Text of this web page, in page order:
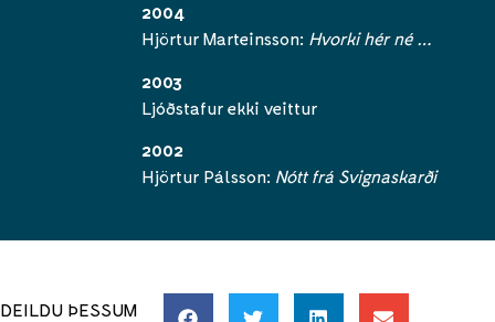
2004
Hjörtur Marteinsson: Hvorki hér né …
2003
Ljóðstafur ekki veittur
2002
Hjörtur Pálsson: Nótt frá Svignaskarði
DEILDU ÞESSUM